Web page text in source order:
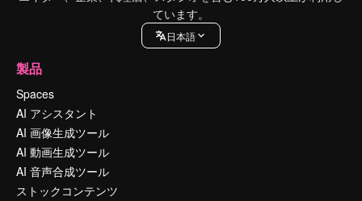
ています。
日本語
製品
Spaces
AI アシスタント
AI 画像生成ツール
AI 動画生成ツール
AI 音声合成ツール
ストックコンテンツ